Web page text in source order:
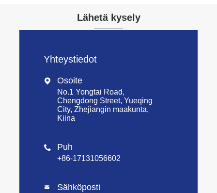
Lähetä kysely
Yhteystiedot
 Osoite
No.1 Yongtai Road,
Chengdong Street, Yueqing
City, Zhejiangin maakunta,
Kiina
 Puh
+86-17131056602
 Sähköposti